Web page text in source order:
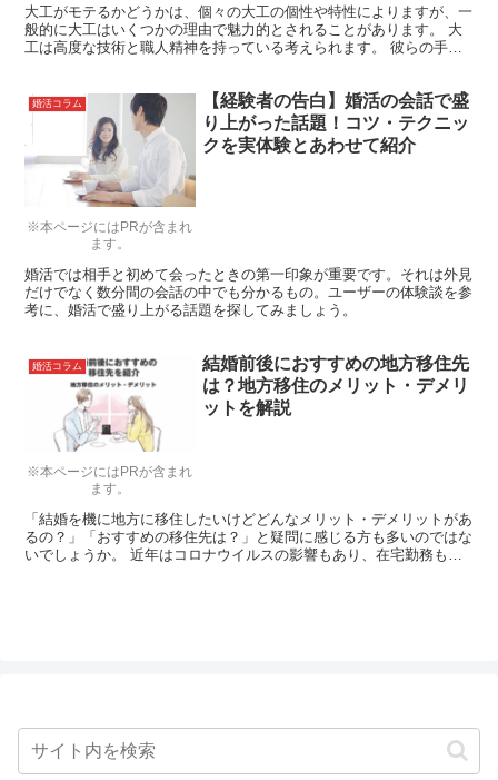
大工がモテるかどうかは、個々の大工の個性や特性によりますが、一
般的に大工はいくつかの理由で魅力的とされることがあります。 大
工は高度な技術と職人精神を持っている考えられます。 彼らの手仕
※本ページにはPRが含まれ
ます。
婚活コラム
【経験者の告白】婚活の会話で盛
り上がった話題！コツ・テクニッ
クを実体験とあわせて紹介
婚活では相手と初めて会ったときの第一印象が重要です。それは外見
だけでなく数分間の会話の中でも分かるもの。ユーザーの体験談を参
考に、婚活で盛り上がる話題を探してみましょう。
※本ページにはPRが含まれ
ます。
婚活コラム
結婚前後におすすめの地方移住先
は？地方移住のメリット・デメリ
ットを解説
「結婚を機に地方に移住したいけどどんなメリット・デメリットがあ
るの？」「おすすめの移住先は？」と疑問に感じる方も多いのではな
いでしょうか。 近年はコロナウイルスの影響もあり、在宅勤務も増